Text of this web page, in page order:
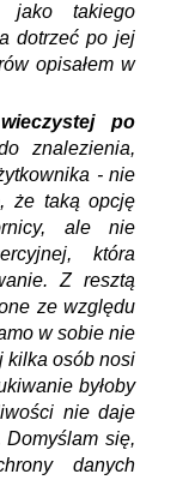
jako takiego
dotrzeć po jej
opisałem w
po
znalezienia,
- nie
że taką opcję
ale nie
która
Z resztą
ze względu
w sobie nie
kilka osób nosi
byłoby
nie daje
Domyślam się,
danych